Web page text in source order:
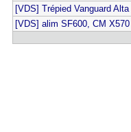
[VDS] Trépied Vanguard
[VDS] alim SF600, CM